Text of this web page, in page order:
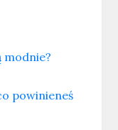
modnie?
powinieneś